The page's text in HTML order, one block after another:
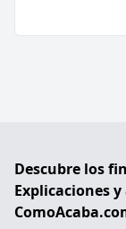
Descubre los
Explicaciones